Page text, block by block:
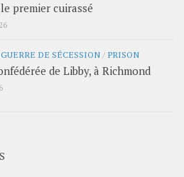
premier cuirassé
GUERRE DE SÉCESSION / PRISON
de Libby, à Richmond